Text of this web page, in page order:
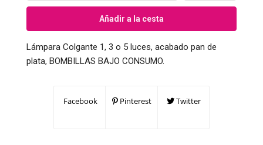
Añadir a la cesta
Lámpara Colgante 1, 3 o 5 luces, acabado pan de
plata, BOMBILLAS BAJO CONSUMO.
Facebook Pinterest Twitter